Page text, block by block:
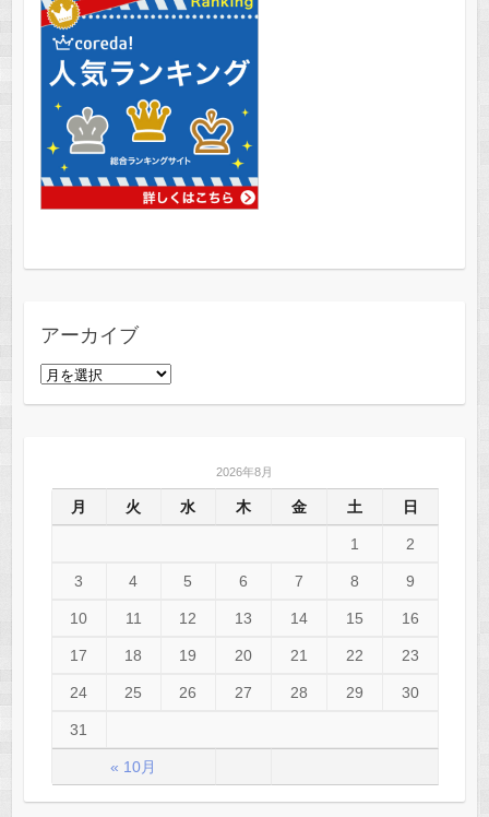
アーカイブ
ア
ー
2026年8月
月 火 水 木 金 土 日
« 10月
1 2
3 4 5 6 7 8 9
10 11 12 13 14 15 16
17 18 19 20 21 22 23
24 25 26 27 28 29 30
31